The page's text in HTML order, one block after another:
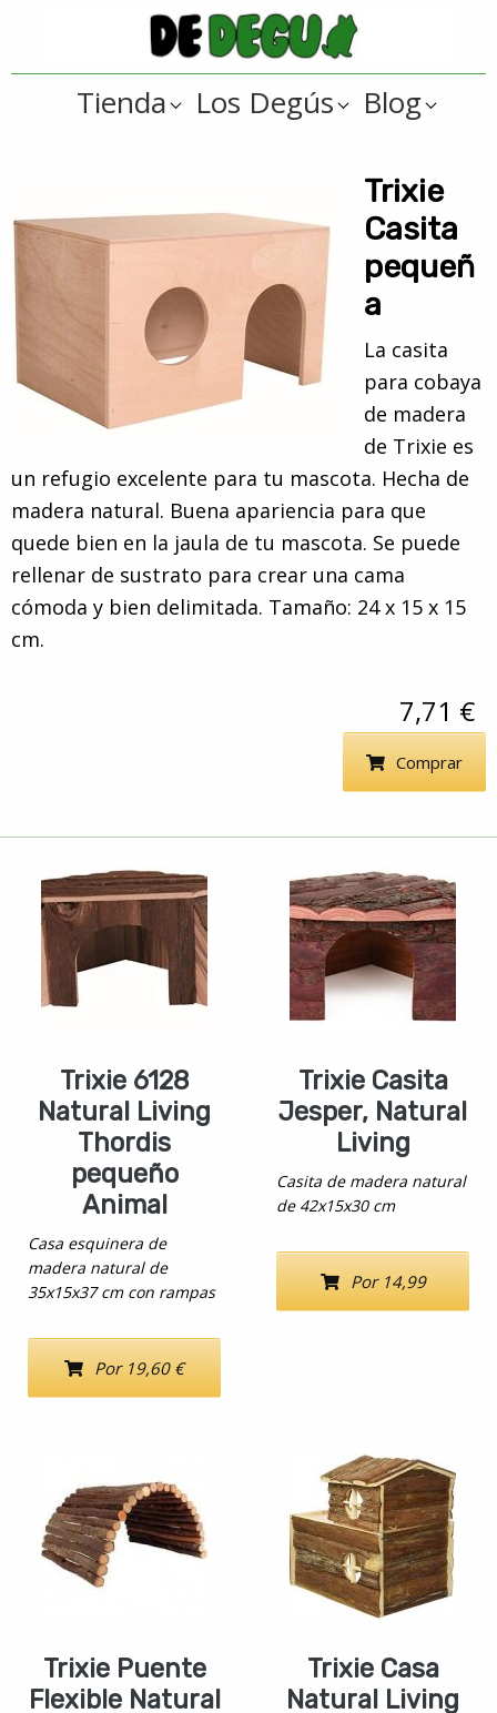
la
navegación
contenido
principal
De
Tienda
online
regalos
degús
??
Tienda Los Degús Blog
Trixie
Casita
pequeñ
a
La casita
para cobaya
de madera
de Trixie es
un refugio excelente para tu mascota. Hecha de
madera natural. Buena apariencia para que
quede bien en la jaula de tu mascota. Se puede
rellenar de sustrato para crear una cama
cómoda y bien delimitada. Tamaño: 24 x 15 x 15
cm.
7,71 €
Comprar
Trixie 6128
Natural Living
Thordis
pequeño
Animal
Casa esquinera de
madera natural de
35x15x37 cm con rampas
Por 19,60 €
Trixie Casita
Jesper, Natural
Living
Casita de madera natural
de 42x15x30 cm
Por 14,99
Trixie Puente
Flexible Natural
Trixie Casa
Natural Living